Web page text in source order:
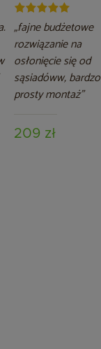
„fajne budżetowe
rozwiązanie na
osłonięcie się od
sąsiadóww, bardzo
prosty montaż”
209 zł